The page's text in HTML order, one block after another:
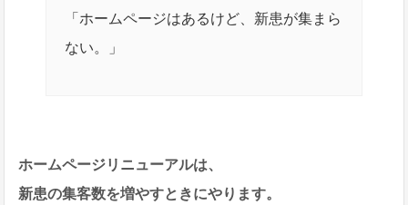
「ホームページはあるけど、新患が集まら
ない。」
ホームページリニューアルは、
新患の集客数を増やすときにやります。